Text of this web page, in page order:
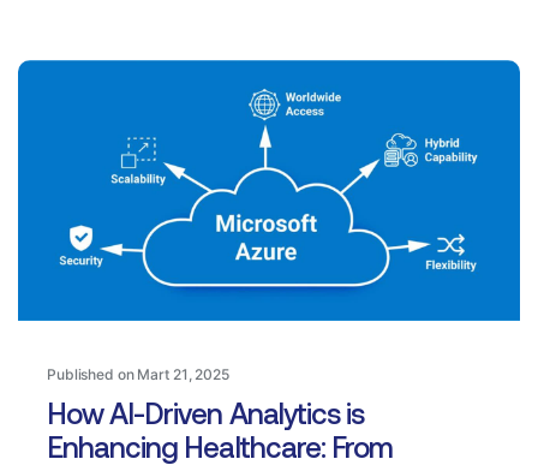
Published on Mart 21, 2025
How AI-Driven Analytics is
Enhancing Healthcare: From